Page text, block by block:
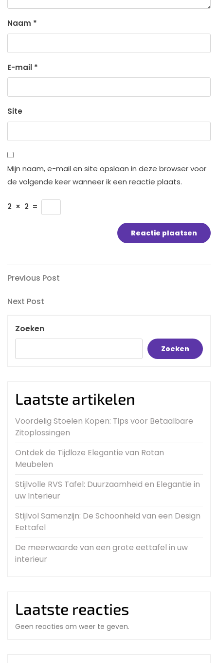
Naam *
E-mail *
Site
Mijn naam, e-mail en site opslaan in deze browser voor
de volgende keer wanneer ik een reactie plaats.
2 × 2 =
Bericht
navigatie
Previous
Previous Post
Next
Next Post
Zoeken
Zoeken
Laatste artikelen
Voordelig Stoelen Kopen: Tips voor Betaalbare
Zitoplossingen
Ontdek de Tijdloze Elegantie van Rotan
Meubelen
Stijlvolle RVS Tafel: Duurzaamheid en Elegantie in
uw Interieur
Stijlvol Samenzijn: De Schoonheid van een Design
Eettafel
De meerwaarde van een grote eettafel in uw
interieur
Laatste reacties
Geen reacties om weer te geven.